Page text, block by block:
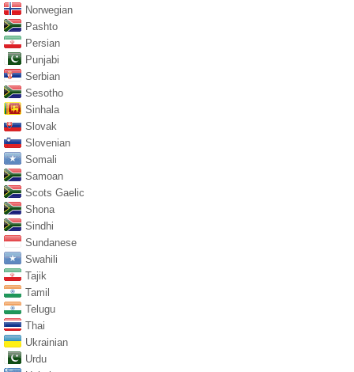
Norwegian
Pashto
Persian
Punjabi
Serbian
Sesotho
Sinhala
Slovak
Slovenian
Somali
Samoan
Scots Gaelic
Shona
Sindhi
Sundanese
Swahili
Tajik
Tamil
Telugu
Thai
Ukrainian
Urdu